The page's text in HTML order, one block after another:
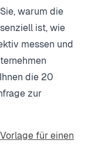
warum die
ist, wie
messen und
die 20
zur
für einen